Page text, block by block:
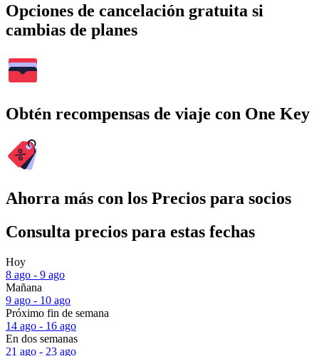
Opciones de cancelación gratuita si
cambias de planes
Obtén recompensas de viaje con One Key
Ahorra más con los Precios para socios
Consulta precios para estas fechas
Hoy
8 ago - 9 ago
Mañana
9 ago - 10 ago
Próximo fin de semana
14 ago - 16 ago
En dos semanas
21 ago - 23 ago